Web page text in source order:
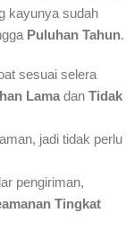
kayunya sudah
Puluhan Tahun.
sesuai selera
Lama dan Tidak
jadi tidak perlu
pengiriman,
Tingkat